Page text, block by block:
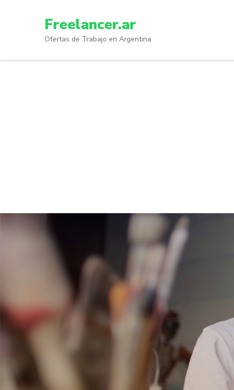
Enter)
Freelancer.ar
Ofertas de Trabajo en Argentina